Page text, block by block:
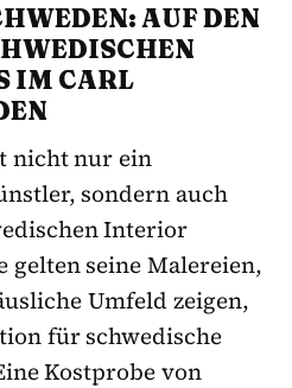
AUF DEN
IM CARL
nicht nur ein
sondern auch
Interior
gelten seine Malereien,
Umfeld zeigen,
für schwedische
Kostprobe von